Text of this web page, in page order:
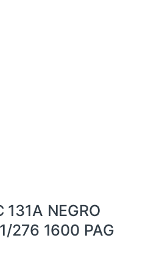
131A NEGRO
276 1600 PAG